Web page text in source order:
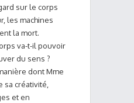
sur le corps
les machines
la mort.
va-t-il pouvoir
du sens ?
dont Mme
sa créativité,
et en